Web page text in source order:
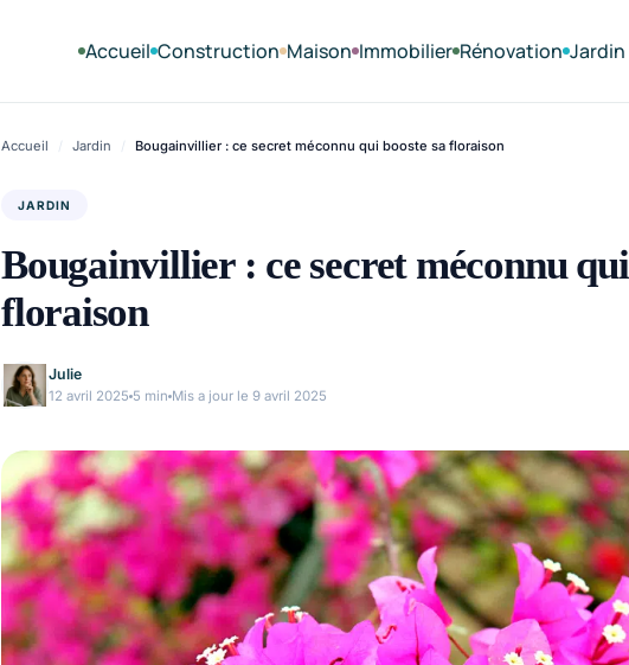
Accueil Construction Maison Immobilier Rénovation Jardin
Accueil / Jardin / Bougainvillier : ce secret méconnu qui booste sa floraison
JARDIN
Bougainvillier : ce secret méconnu
floraison
Julie
12 avril 2025 5 min Mis a jour le 9 avril 2025